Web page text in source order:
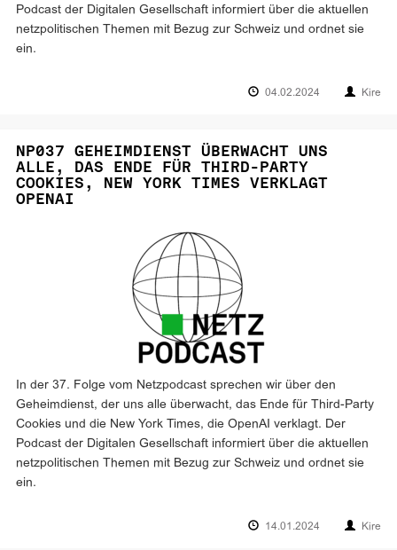
Podcast der Digitalen Gesellschaft informiert über die aktuellen
netzpolitischen Themen mit Bezug zur Schweiz und ordnet sie
ein.
04.02.2024 Kire
NP037 GEHEIMDIENST ÜBERWACHT UNS
ALLE, DAS ENDE FÜR THIRD-PARTY
COOKIES, NEW YORK TIMES VERKLAGT
OPENAI
In der 37. Folge vom Netzpodcast sprechen wir über den
Geheimdienst, der uns alle überwacht, das Ende für Third-Party
Cookies und die New York Times, die OpenAI verklagt. Der
Podcast der Digitalen Gesellschaft informiert über die aktuellen
netzpolitischen Themen mit Bezug zur Schweiz und ordnet sie
ein.
14.01.2024 Kire